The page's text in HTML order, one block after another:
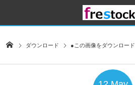
ダウンロード ●この画像をダウンロード